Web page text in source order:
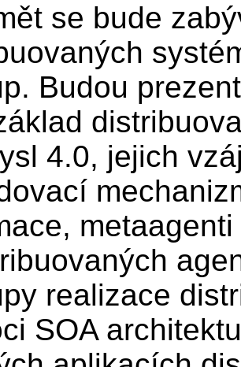
se bude
Budou
4.0, jejich
realizace
SOA